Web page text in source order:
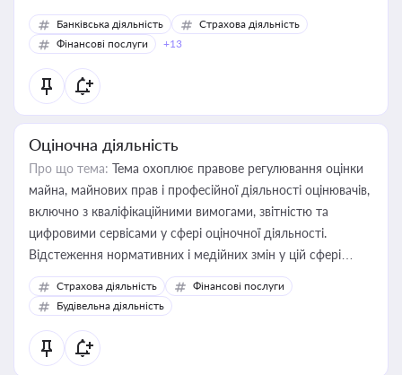
Банківська діяльність
Страхова діяльність
Фінансові послуги
+13
Оціночна діяльність
Про що тема: Тема охоплює правове регулювання оцінки
майна, майнових прав і професійної діяльності оцінювачів,
включно з кваліфікаційними вимогами, звітністю та
цифровими сервісами у сфері оціночної діяльності.
Відстеження нормативних і медійних змін у цій сфері
корисне для власника бізнесу, керівника, юриста або
бухгалтера під час оподаткування, приватизації, оренди
державного майна, корпоративних угод і перевірки
статусу суб'єктів оціночної діяльності
Страхова діяльність
Фінансові послуги
Будівельна діяльність